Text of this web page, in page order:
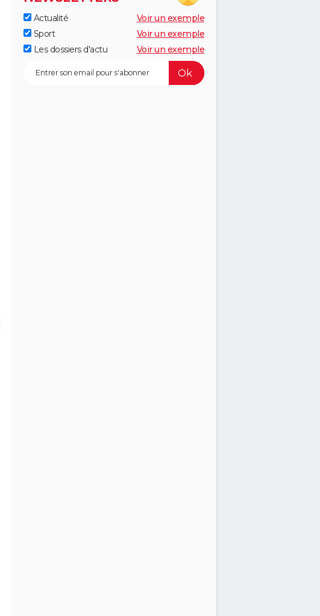
Actualité
Voir un exemple
Sport
Voir un exemple
Les dossiers d'actu
Voir un exemple